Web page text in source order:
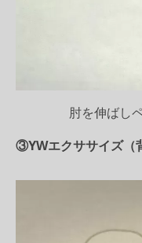
肘を伸ばし
③YWエクササイズ（